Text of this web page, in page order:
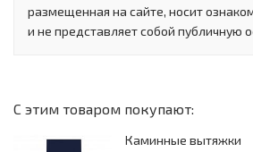
размещенная на сайте, носит
и не представляет собой публичную
С этим товаром покупают:
Каминные вытяжки